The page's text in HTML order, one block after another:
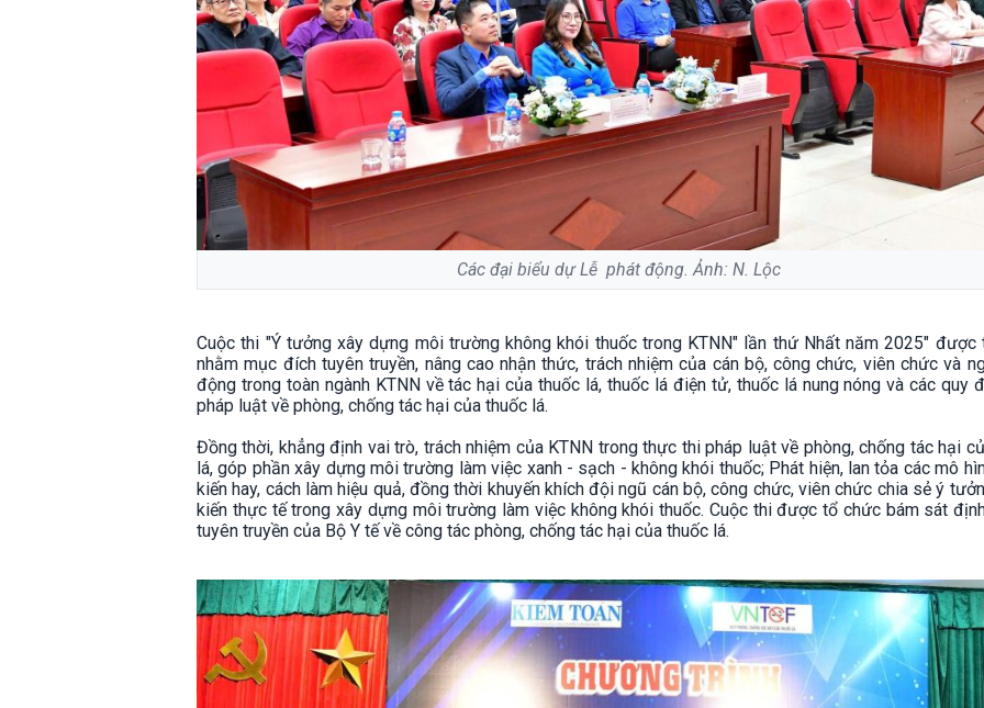
Các đại biểu dự Lễ phát động. Ảnh: N. Lộc
Cuộc thi "Ý tưởng xây dựng môi trường không khói thuốc trong KTNN" lần thứ Nhất năm 2025" được
nhằm mục đích tuyên truyền, nâng cao nhận thức, trách nhiệm của cán bộ, công chức, viên chức và
động trong toàn ngành KTNN về tác hại của thuốc lá, thuốc lá điện tử, thuốc lá nung nóng và các quy
pháp luật về phòng, chống tác hại của thuốc lá.
Đồng thời, khẳng định vai trò, trách nhiệm của KTNN trong thực thi pháp luật về phòng, chống tác hại
lá, góp phần xây dựng môi trường làm việc xanh - sạch - không khói thuốc; Phát hiện, lan tỏa các mô
kiến hay, cách làm hiệu quả, đồng thời khuyến khích đội ngũ cán bộ, công chức, viên chức chia sẻ ý
kiến thực tế trong xây dựng môi trường làm việc không khói thuốc. Cuộc thi được tổ chức bám sát
tuyên truyền của Bộ Y tế về công tác phòng, chống tác hại của thuốc lá.